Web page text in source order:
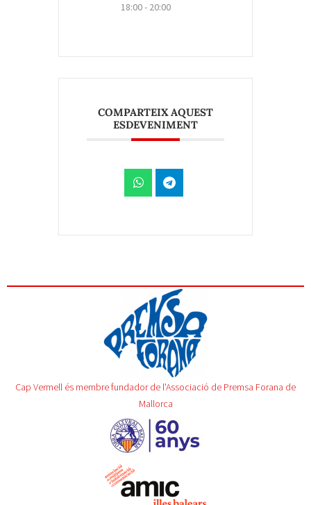
18:00 - 20:00
COMPARTEIX AQUEST
ESDEVENIMENT
Cap Vermell és membre fundador de l'Associació de Premsa Forana de
Mallorca